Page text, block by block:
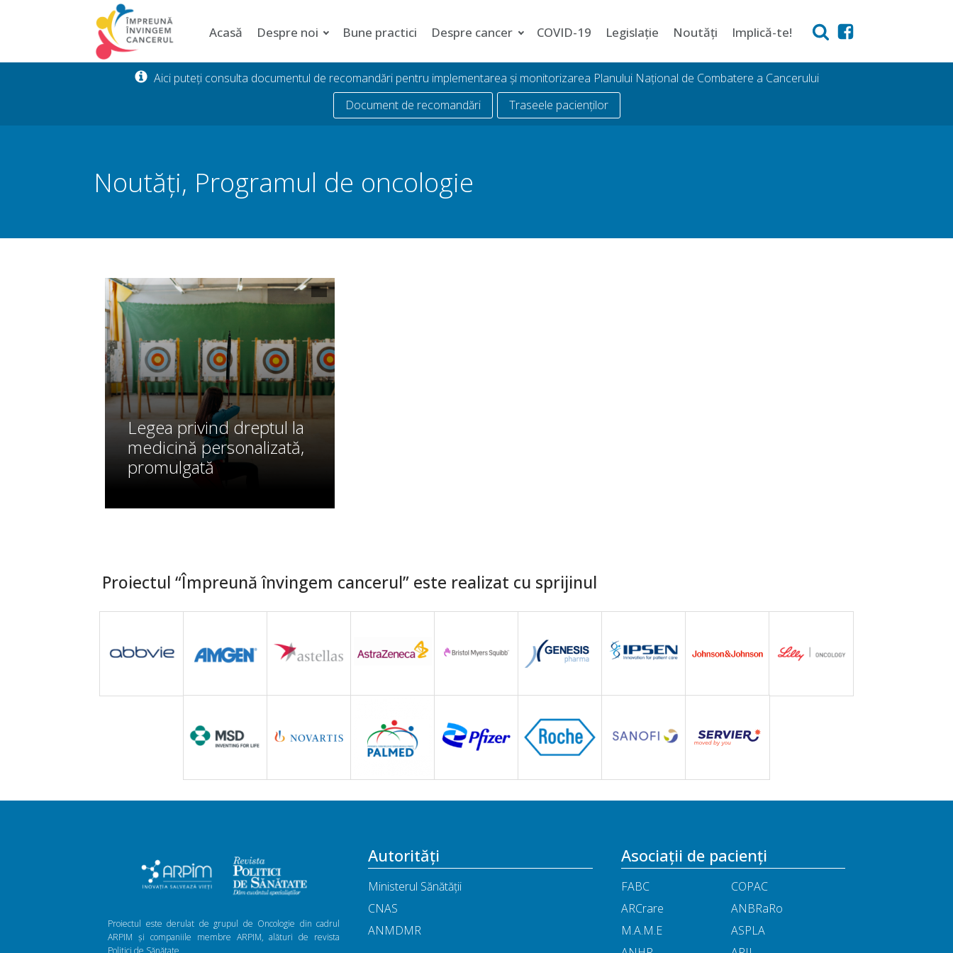
Acasă Despre noi Bune practici Despre cancer COVID-19 Legislație Noutăți Implică-te!
Aici puteți consulta documentul de recomandări pentru implementarea și monitorizarea Planului Național de Combatere a Cancerului
Document de recomandări
Traseele pacienților
Noutăți, Programul de oncologie
Legea privind dreptul la
medicină personalizată,
promulgată
Proiectul “Împreună învingem cancerul” este realizat cu sprijinul
Proiectul este derulat de grupul de Oncologie din cadrul
ARPIM și companiile membre ARPIM, alături de revista
Politici de Sănătate
Autorități
Ministerul Sănătății
CNAS
ANMDMR
Asociații de pacienți
FABC
COPAC
ARCrare
ANBRaRo
M.A.M.E
ASPLA